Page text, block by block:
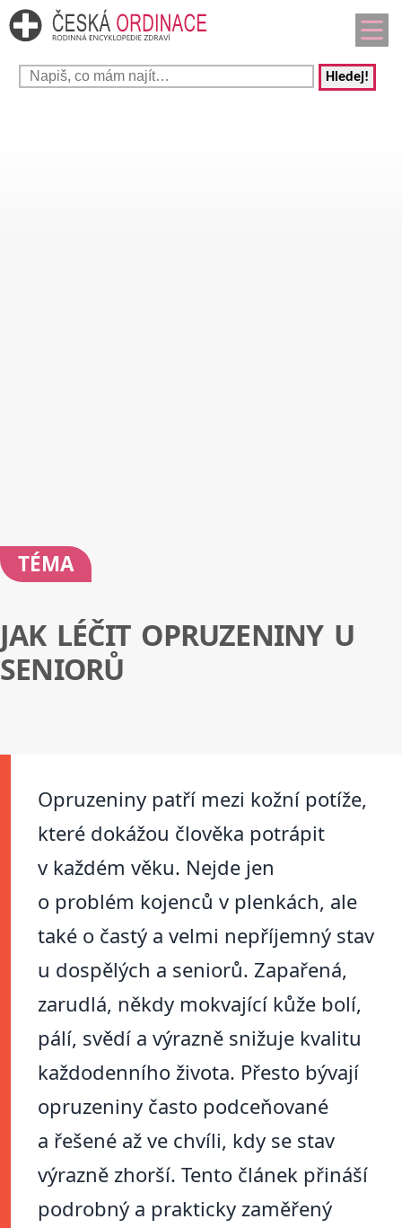
Hledej!
TÉMA
JAK LÉČIT OPRUZENINY U
SENIORŮ
Opruzeniny patří mezi kožní potíže,
které dokážou člověka potrápit
v každém věku. Nejde jen
o problém kojenců v plenkách, ale
také o častý a velmi nepříjemný stav
u dospělých a seniorů. Zapařená,
zarudlá, někdy mokvající kůže bolí,
pálí, svědí a výrazně snižuje kvalitu
každodenního života. Přesto bývají
opruzeniny často podceňované
a řešené až ve chvíli, kdy se stav
výrazně zhorší. Tento článek přináší
podrobný a prakticky zaměřený